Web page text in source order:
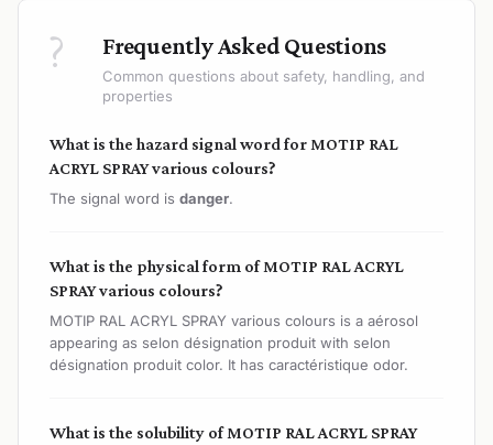
? Frequently Asked Questions
Common questions about safety, handling, and
properties
What is the hazard signal word for MOTIP RAL
ACRYL SPRAY various colours?
The signal word is danger.
What is the physical form of MOTIP RAL ACRYL
SPRAY various colours?
MOTIP RAL ACRYL SPRAY various colours is a aérosol
appearing as selon désignation produit with selon
désignation produit color. It has caractéristique odor.
What is the solubility of MOTIP RAL ACRYL SPRAY